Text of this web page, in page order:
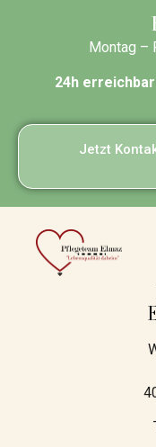
Montag –
24h
Jetzt